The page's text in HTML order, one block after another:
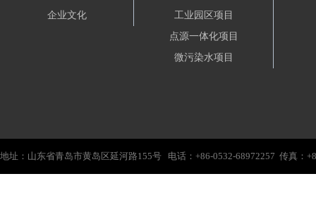
企业文化
工业园区项目
点源一体化项目
微污染水项目
地址：山东省青岛市黄岛区延河路155号 电话：+86-0532-68972257 传真：